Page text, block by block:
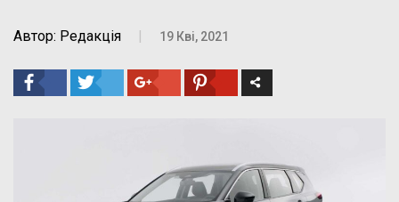
Автор: Редакція | 19 Кві, 2021